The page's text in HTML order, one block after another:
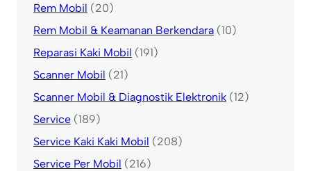
Rem Mobil (20)
Rem Mobil & Keamanan Berkendara (10)
Reparasi Kaki Mobil (191)
Scanner Mobil (21)
Scanner Mobil & Diagnostik Elektronik (12)
Service (189)
Service Kaki Kaki Mobil (208)
Service Per Mobil (216)